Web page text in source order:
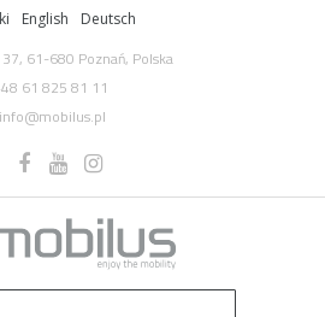
English Deutsch
61-680 Poznań, Polska
61 825 81 11
info@mobilus.pl